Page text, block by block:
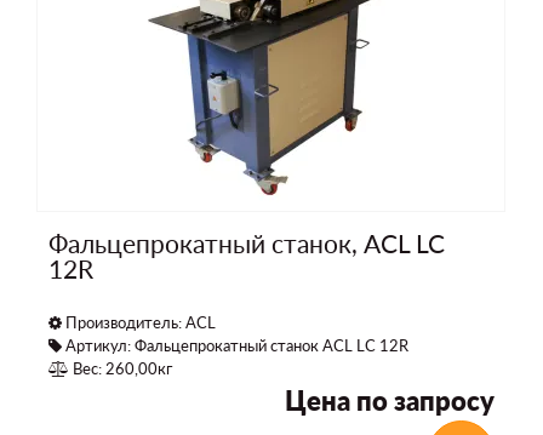
Фальцепрокатный станок, ACL LC
12R
Производитель:ACL
Артикул: Фальцепрокатный станок ACL LC 12R
Вес: 260,00кг
Цена по запросу